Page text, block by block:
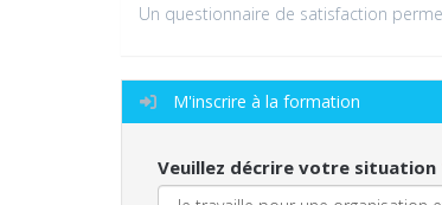
Un questionnaire de satisfaction
M'inscrire à la formation
Veuillez décrire votre situation